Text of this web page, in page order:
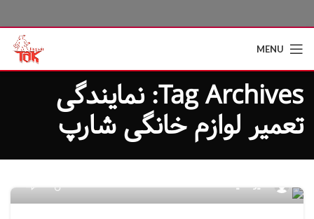
MENU
Tag Archives: نمایندگی
تعمیر لوازم خانگی شارپ
مدیر سایت